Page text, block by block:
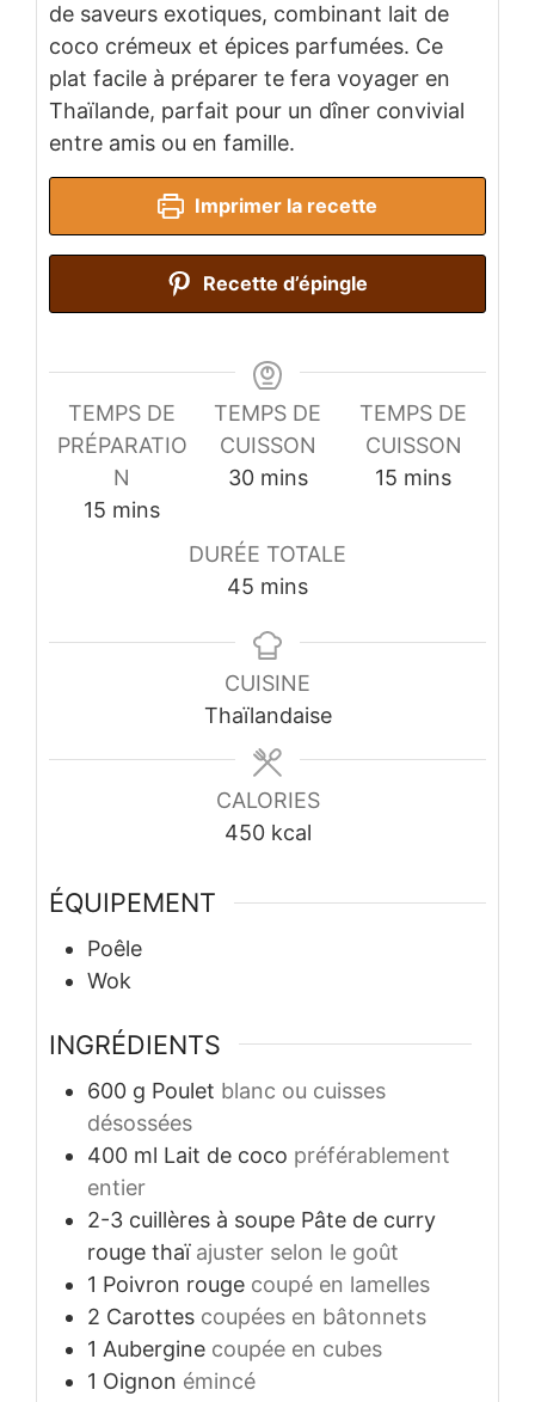
de saveurs exotiques, combinant lait de
coco crémeux et épices parfumées. Ce
plat facile à préparer te fera voyager en
Thaïlande, parfait pour un dîner convivial
entre amis ou en famille.
Imprimer la recette
Recette d’épingle
TEMPS DE
PRÉPARATIO
N
15 minutes
mins
TEMPS DE
CUISSON
30minutes
mins
TEMPS DE
CUISSON
15 minutes
mins
DURÉE TOTALE
45 minutes
mins
CUISINE
Thaïlandaise
CALORIES
450 kcal
ÉQUIPEMENT
Poêle
Wok
INGRÉDIENTS
600 g Poulet blanc ou cuisses
désossées
400 ml Lait de coco préférablement
entier
2-3 cuillères à soupe Pâte de curry
rouge thaï ajuster selon le goût
1 Poivron rouge coupé en lamelles
2 Carottes coupées en bâtonnets
1 Aubergine coupée en cubes
1 Oignon émincé